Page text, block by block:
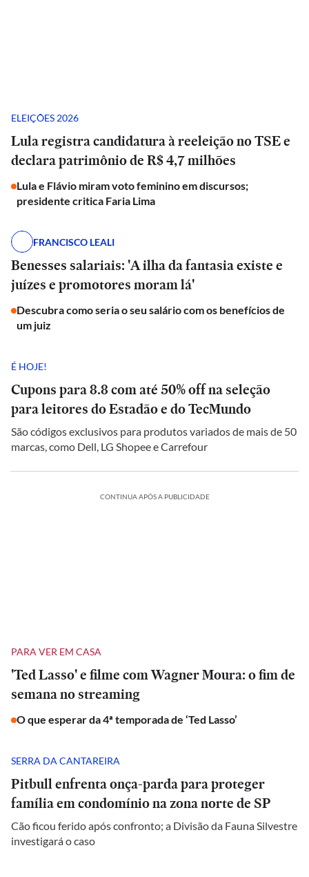
ELEIÇÕES 2026
Lula registra candidatura à reeleição no TSE e
declara patrimônio de R$ 4,7 milhões
Lula e Flávio miram voto feminino em discursos;
presidente critica Faria Lima
FRANCISCO LEALI
Benesses salariais: 'A ilha da fantasia existe e
juízes e promotores moram lá'
Descubra como seria o seu salário com os benefícios de
um juiz
É HOJE!
Cupons para 8.8 com até 50% off na seleção
para leitores do Estadão e do TecMundo
São códigos exclusivos para produtos variados de mais de 50
marcas, como Dell, LG Shopee e Carrefour
CONTINUA APÓS A PUBLICIDADE
PARA VER EM CASA
'Ted Lasso' e filme com Wagner Moura: o fim de
semana no streaming
O que esperar da 4ª temporada de ‘Ted Lasso’
SERRA DA CANTAREIRA
Pitbull enfrenta onça-parda para proteger
família em condomínio na zona norte de SP
Cão ficou ferido após confronto; a Divisão da Fauna Silvestre
investigará o caso